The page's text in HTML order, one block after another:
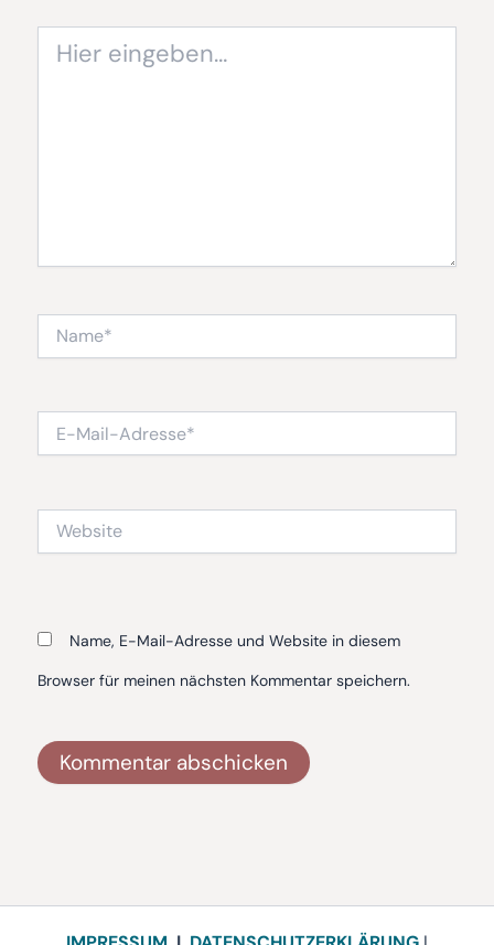
eingeben…
Mail-
Website
Name, E-Mail-Adresse und Website in diesem
Browser für meinen nächsten Kommentar speichern.